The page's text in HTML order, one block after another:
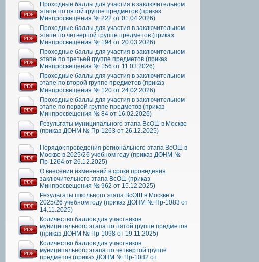
Проходные баллы для участия в заключительном
этапе по пятой группе предметов (приказ
Минпросвещения № 222 от 01.04.2026)
Проходные баллы для участия в заключительном
этапе по четвертой группе предметов (приказ
Минпросвещения № 194 от 20.03.2026)
Проходные баллы для участия в заключительном
этапе по третьей группе предметов (приказ
Минпросвещения № 156 от 11.03.2026)
Проходные баллы для участия в заключительном
этапе по второй группе предметов (приказ
Минпросвещения № 120 от 24.02.2026)
Проходные баллы для участия в заключительном
этапе по первой группе предметов (приказ
Минпросвещения № 84 от 16.02.2026)
Результаты муниципального этапа ВсОШ в Москве
(приказ ДОНМ № Пр-1263 от 26.12.2025)
Порядок проведения регионального этапа ВсОШ в
Москве в 2025/26 учебном году (приказ ДОНМ №
Пр-1264 от 26.12.2025)
О внесении изменений в сроки проведения
заключительного этапа ВсОШ (приказ
Минпросвещения № 962 от 15.12.2025)
Результаты школьного этапа ВсОШ в Москве в
2025/26 учебном году (приказ ДОНМ № Пр-1083 от
14.11.2025)
Количество баллов для участников
муниципального этапа по пятой группе предметов
(приказ ДОНМ № Пр-1098 от 19.11.2025)
Количество баллов для участников
муниципального этапа по четвертой группе
предметов (приказ ДОНМ № Пр-1082 от